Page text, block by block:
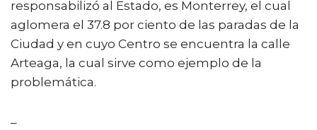
responsabilizó al Estado, es Monterrey, el cual
aglomera el 37.8 por ciento de las paradas de la
Ciudad y en cuyo Centro se encuentra la calle
Arteaga, la cual sirve como ejemplo de la
problemática.
–